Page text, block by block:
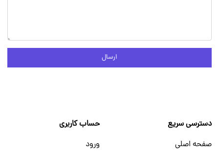
ارسال
دسترسی سریع
صفحه اصلی
حساب کاربری
ورود